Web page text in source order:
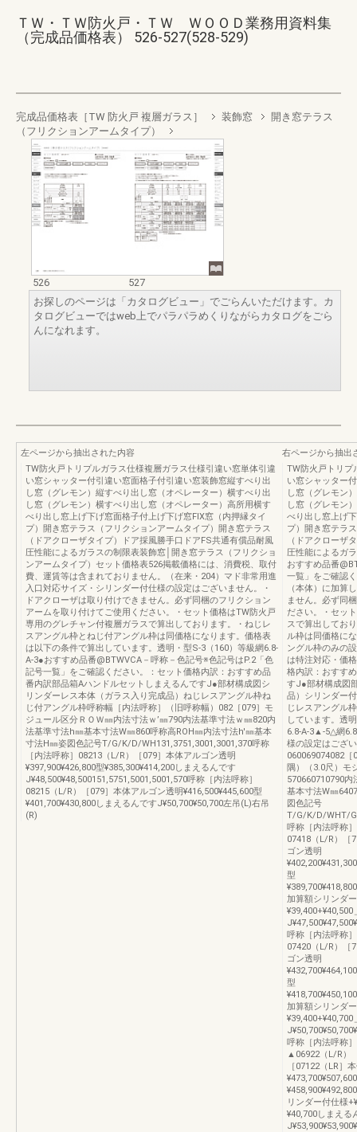
ＴＷ・ＴＷ防火戸・ＴＷ ＷＯＯＤ業務用資料集
（完成品価格表） 526-527(528-529)
完成品価格表［TW 防火戸 複層ガラス］ 装飾窓
開き窓テラス
（フリクションアームタイプ）
526
527
お探しのページは「カタログビュー」でごらんいただけます。カ
タログビューではweb上でパラパラめくりながらカタログをごら
んになれます。
左ページから抽出された内容
TW防火戸トリプルガラス仕様複層ガラス仕様引違い窓単体引違
い窓シャッター付引違い窓面格子付引違い窓装飾窓縦すべり出
し窓（グレモン）縦すべり出し窓（オペレーター）横すべり出
し窓（グレモン）横すべり出し窓（オペレーター）高所用横す
べり出し窓上げ下げ窓面格子付上げ下げ窓FIX窓（内押縁タイ
プ）開き窓テラス（フリクションアームタイプ）開き窓テラス
（ドアクローザタイプ）ドア採風勝手口ドアFS共通有償品耐風
圧性能によるガラスの制限表装飾窓│開き窓テラス（フリクショ
ンアームタイプ）セット価格表526掲載価格には、消費税、取付
費、運賃等は含まれておりません。（在来・204）マド非常用進
入口対応サイズ・シリンダー付仕様の設定はございません。・
ドアクローザは取り付けできません。必ず同梱のフリクション
アームを取り付けてご使用ください。・セット価格はTW防火戸
専用のグレチャン付複層ガラスで算出しております。・ねじレ
スアングル枠とねじ付アングル枠は同価格になります。価格表
は以下の条件で算出しています。透明・型S-3（160）等級網6.8-
A-3●おすすめ品番@BTWVCA－呼称－色記号※色記号はP.2「色
記号一覧」をご確認ください。：セット価格内訳：おすすめ品
番内訳部品箱AハンドルセットしまえるんですJ●部材構成図シ
リンダーレス本体（ガラス入り完成品）ねじレスアングル枠ね
じ付アングル枠呼称幅［内法呼称］（旧呼称幅）082［079］モ
ジュール区分ＲＯＷ㎜内法寸法ｗ’㎜790内法基準寸法ｗ㎜820内
法基準寸法h㎜基本寸法W㎜860呼称高ROH㎜内法寸法h'㎜基本
寸法H㎜姿図色記号T/G/K/D/WH131,3751,3001,3001,370呼称
［内法呼称］08213（L/R）［079］本体アルゴン透明
¥397,900¥426,800型¥385,300¥414,200しまえるんです
J¥48,500¥48,500151,5751,5001,5001,570呼称［内法呼称］
08215（L/R）［079］本体アルゴン透明¥416,500¥445,600型
¥401,700¥430,800しまえるんですJ¥50,700¥50,700左吊(L)右吊
(R)
右ページから抽出
TW防火戸トリプ
い窓シャッター
し窓（グレモン
し窓（グレモン
べり出し窓上げ
プ）開き窓テラ
（ドアクローザ
圧性能によるガ
おすすめ品番
一覧」をご確認
（本体）に加算
ません。必ず同
ださい。・セッ
スで算出してお
ル枠は同価格に
ングル枠のみの
は特注対応・価
格内訳：おすす
すJ●部材構成図
品）シリンダー
じレスアングル
しています。透
6.8-A-3▲-5△網
様の設定はござ
060069074082［
隅）（3.0尺）モ
570660710790
基本寸法W㎜
図色記号
T/G/K/D/WHT/
呼称［内法呼称
07418（L/R）［
ゴン透明
型
加算額シリンダ
呼称［内法呼称
07420（L/R）［
ゴン透明
型
加算額シリンダ
呼称［内法呼称
▲06922（L/R）
［07122（LR］
リンダー付仕様
¥40,700しまえる